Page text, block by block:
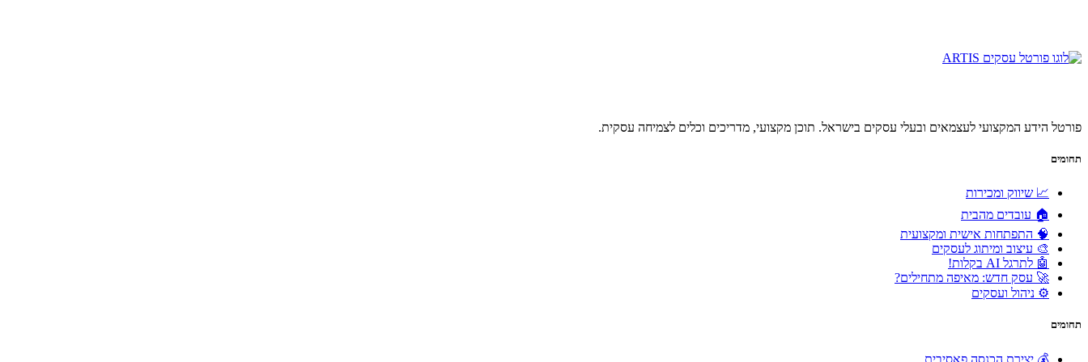
פורטל הידע המקצועי לעצמאים ובעלי עסקים בישראל. תוכן מקצועי, מדריכים וכלים לצמיחה עסקית.
תחומים
📈 שיווק ומכירות
🏠 עובדים מהבית
🧠 התפתחות אישית ומקצועית
🎨 עיצוב ומיתוג לעסקים
🤖 לתרגל AI בקלות!
🚀 עסק חדש: מאיפה מתחילים?
⚙️ ניהול ועסקים
תחומים
💰 יצירת הכנסה פאסיבית